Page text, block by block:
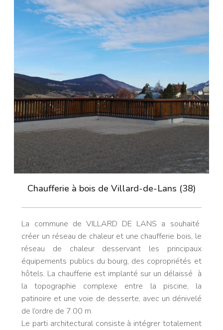
Chaufferie à bois de Villard-de-Lans (38)
La commune de VILLARD DE LANS a souhaité
créer un réseau de chaleur et une chaufferie bois, le
réseau de chaleur desservant les principaux
équipements publics du bourg, des copropriétés et
hôtels. La chaufferie est implanté sur un délaissé à
la topographie complexe entre la piscine, la
patinoire et une voie de desserte, avec un dénivelé
de l’ordre de 7.00 m.
Le parti architectural consiste à intégrer totalement